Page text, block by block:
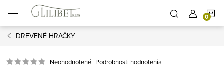
obsah
DREVENÉ HRAČKY
Neohodnotené Podrobnosti hodnotenia